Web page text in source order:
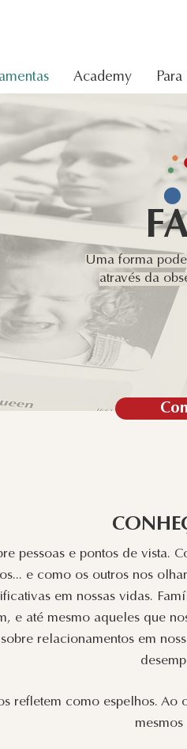
Academy Para
Uma forma
através da
pessoas e pontos de vista.
e como os outros nos
em nossas vidas.
e até mesmo aqueles que
relacionamentos em
refletem como espelhos. Ao